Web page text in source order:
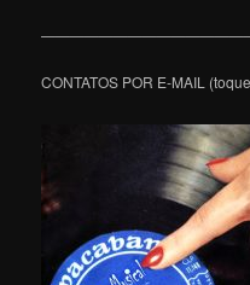
CONTATOS POR E-MAIL